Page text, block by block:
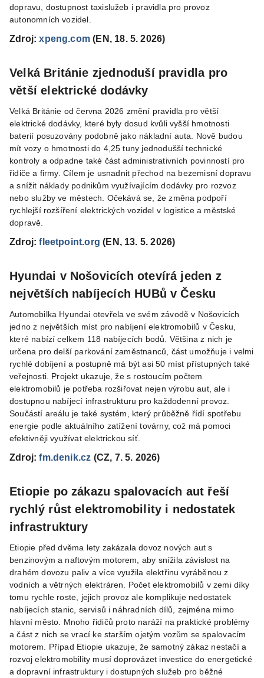
dopravu, dostupnost taxislužeb i pravidla pro provoz
autonomních vozidel.
Zdroj:xpeng.com (EN, 18. 5. 2026)
Velká Británie zjednoduší pravidla pro
větší elektrické dodávky
Velká Británie od června 2026 změní pravidla pro větší
elektrické dodávky, které byly dosud kvůli vyšší hmotnosti
baterií posuzovány podobně jako nákladní auta. Nově budou
mít vozy o hmotnosti do 4,25 tuny jednodušší technické
kontroly a odpadne také část administrativních povinností pro
řidiče a firmy. Cílem je usnadnit přechod na bezemisní dopravu
a snížit náklady podnikům využívajícím dodávky pro rozvoz
nebo služby ve městech. Očekává se, že změna podpoří
rychlejší rozšíření elektrických vozidel v logistice a městské
dopravě.
Zdroj:fleetpoint.org (EN, 13. 5. 2026)
Hyundai v Nošovicích otevírá jeden z
největších nabíjecích HUBů v Česku
Automobilka Hyundai otevřela ve svém závodě v Nošovicích
jedno z největších míst pro nabíjení elektromobilů v Česku,
které nabízí celkem 118 nabíjecích bodů. Většina z nich je
určena pro delší parkování zaměstnanců, část umožňuje i velmi
rychlé dobíjení a postupně má být asi 50 míst přístupných také
veřejnosti. Projekt ukazuje, že s rostoucím počtem
elektromobilů je potřeba rozšiřovat nejen výrobu aut, ale i
dostupnou nabíjecí infrastrukturu pro každodenní provoz.
Součástí areálu je také systém, který průběžně řídí spotřebu
energie podle aktuálního zatížení továrny, což má pomoci
efektivněji využívat elektrickou síť.
Zdroj:fm.denik.cz (CZ, 7. 5. 2026)
Etiopie po zákazu spalovacích aut řeší
rychlý růst elektromobility i nedostatek
infrastruktury
Etiopie před dvěma lety zakázala dovoz nových aut s
benzinovým a naftovým motorem, aby snížila závislost na
drahém dovozu paliv a více využila elektřinu vyráběnou z
vodních a větrných elektráren. Počet elektromobilů v zemi díky
tomu rychle roste, jejich provoz ale komplikuje nedostatek
nabíjecích stanic, servisů i náhradních dílů, zejména mimo
hlavní město. Mnoho řidičů proto naráží na praktické problémy
a část z nich se vrací ke starším ojetým vozům se spalovacím
motorem. Případ Etiopie ukazuje, že samotný zákaz nestačí a
rozvoj elektromobility musí doprovázet investice do energetické
a dopravní infrastruktury i dostupných služeb pro běžné